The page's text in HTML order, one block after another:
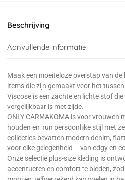
Beschrijving
Aanvullende informatie
Maak een moeiteloze overstap van de
items die zijn gemaakt voor het
Viscose is een zachte en lichte stof
vergelijkbaar is met zijde.
ONLY CARMAKOMA is voor vrouwen
houden en hun persoonlijke stijl met
collecties bevatten modern denim,
voor elke gelegenheid – van edgy en
Onze selectie plus-size kleding is
accentueren en comfort te bieden,